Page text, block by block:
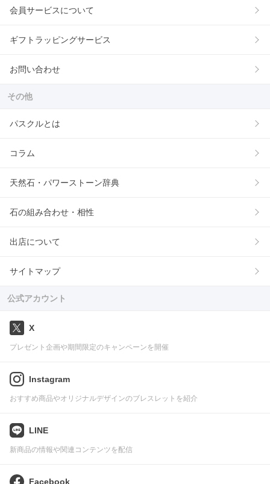
会員サービスについて
ギフトラッピングサービス
お問い合わせ
その他
パスクルとは
コラム
天然石・パワーストーン辞典
石の組み合わせ・相性
出店について
サイトマップ
公式アカウント
X
プレゼント企画や期間限定のキャンペーンを開催
Instagram
おすすめ商品やオリジナルデザインのブレスレットを紹介
LINE
新商品の情報や関連コンテンツを配信
Facebook